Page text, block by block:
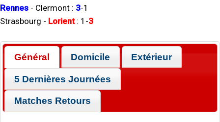
Rennes - Clermont : 3-1
Strasbourg - Lorient: 1 -3
Général Domicile Extérieur
5 Dernières Journées
Matches Retours